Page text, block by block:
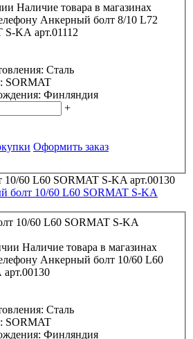
Наличие товара в магазинах
Анкерный болт 8/10 L72
ЕТА1 SORMAT S-KA арт.01112
Сталь
SORMAT
Финляндия
+
Оформить заказ
болт 10/60 L60 SORMAT S-KA
Наличие товара в магазинах
Анкерный болт 10/60 L60
SORMAT S-KA арт.00130
Сталь
SORMAT
Финляндия